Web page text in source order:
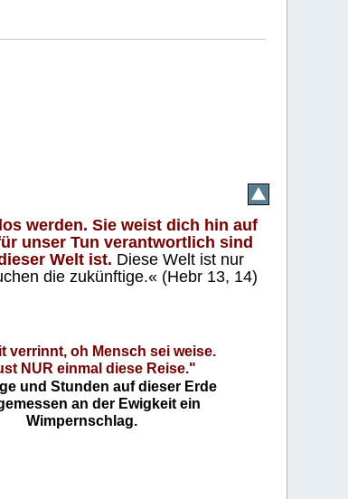
werden. Sie weist dich hin auf
unser Tun verantwortlich sind
Welt ist. Diese Welt ist nur
die zukünftige.« (Hebr 13, 14)
verrinnt, oh Mensch sei weise.
NUR einmal diese Reise."
und Stunden auf dieser Erde
an der Ewigkeit ein
Wimpernschlag.